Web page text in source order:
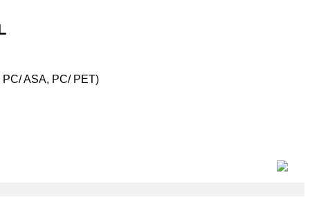
ASA, PC/ PET)